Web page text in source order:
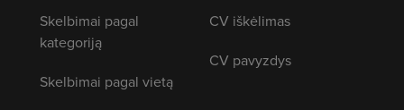
Skelbimai pagal
kategoriją
Skelbimai pagal vietą
CV iškėlimas
CV pavyzdys